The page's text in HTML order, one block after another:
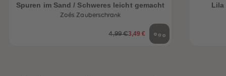
Spuren im Sand / Schweres leicht gemacht
Zoés Zauberschrank
4,99 €3,49 €
Lila